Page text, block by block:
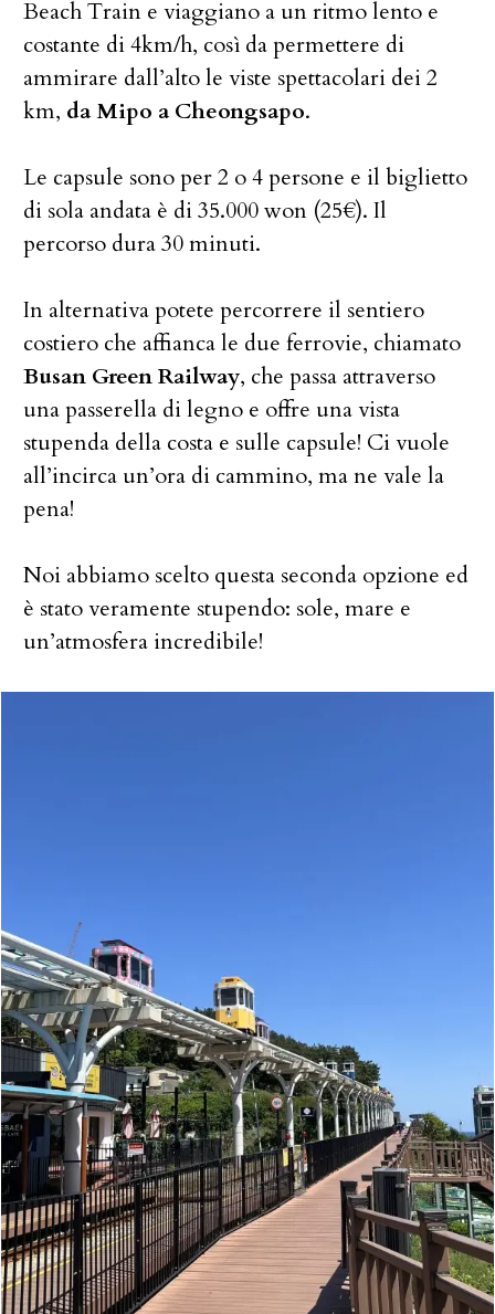
Beach Train e viaggiano a un ritmo lento e
costante di 4km/h, così da permettere di
ammirare dall’alto le viste spettacolari dei 2
km, da Mipo a Cheongsapo.
Le capsule sono per 2 o 4 persone e il biglietto
di sola andata è di 35.000 won (25€). Il
percorso dura 30 minuti.
In alternativa potete percorrere il sentiero
costiero che affianca le due ferrovie, chiamato
Busan Green Railway, che passa attraverso
una passerella di legno e offre una vista
stupenda della costa e sulle capsule! Ci vuole
all’incirca un’ora di cammino, ma ne vale la
pena!
Noi abbiamo scelto questa seconda opzione ed
è stato veramente stupendo: sole, mare e
un’atmosfera incredibile!